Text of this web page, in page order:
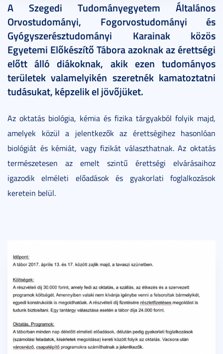
A Szegedi Tudományegyetem Általános
Orvostudományi, Fogorvostudományi és
Gyógyszerésztudományi Karainak közös
Egyetemi Előkészítő Tábora azoknak az érettségi
előtt álló diákoknak, akik ezen tudományos
területek valamelyikén szeretnék kamatoztatni
tudásukat, képzelik el jövőjüket.
Az oktatás biológia, kémia és fizika tárgyakból folyik majd,
amelyek közül a jelentkezők az érettségihez hasonlóan
biológiát és kémiát, vagy fizikát választhatnak. Az oktatás
természetesen az emelt szintű érettségi elvárásaihoz
igazodik elméleti előadások és gyakorlati foglalkozások
keretein belül.